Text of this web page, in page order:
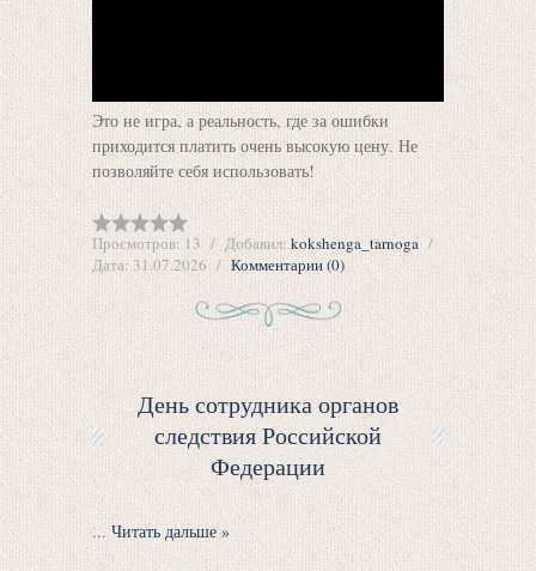
Это не игра, а реальность, где за ошибки
приходится платить очень высокую цену. Не
позволяйте себя использовать!
Просмотров: 13 Добавил: kokshenga_tarnoga
Дата: 31.07.2026 Комментарии (0)
День сотрудника органов
следствия Российской
Федерации
...Читать дальше »